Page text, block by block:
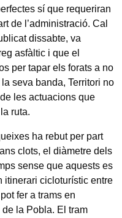
sí que requeriran
de l’administració. Cal
dissabte, va
asfàltic i que el
per tapar els forats a no
seva banda, Territori no
les actuacions que
ruta.
ha rebut per part
clots, el diàmetre dels
sense que aquests es
itinerari cicloturístic entre
fer a trams en
la Pobla. El tram